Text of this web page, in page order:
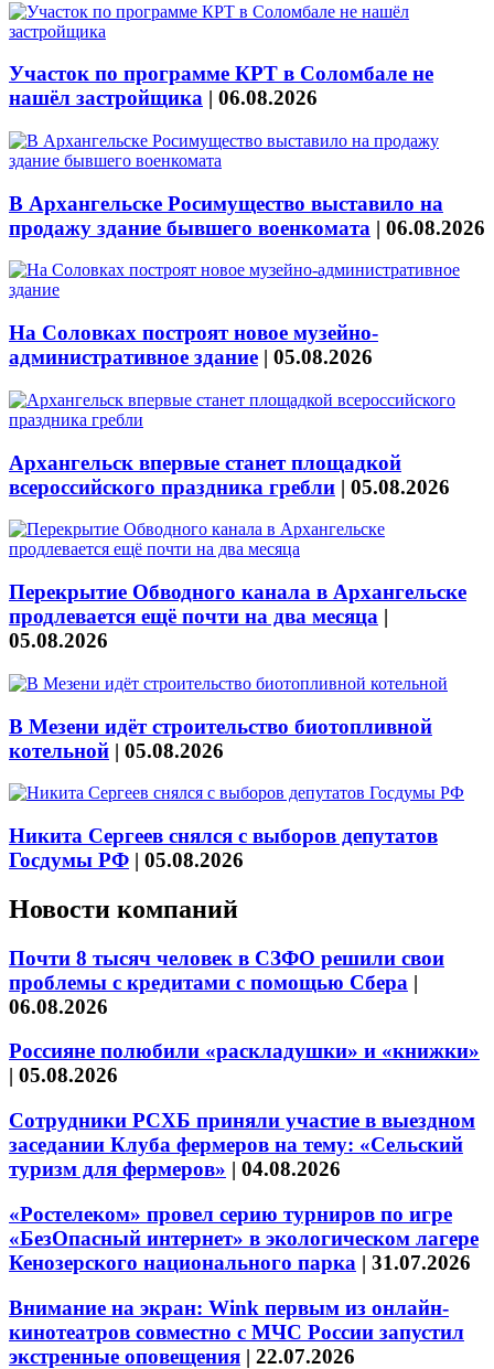
Участок по программе КРТ в Соломбале не
нашёл застройщика | 06.08.2026
В Архангельске Росимущество выставило на
продажу здание бывшего военкомата | 06.08.2026
На Соловках построят новое музейно-
административное здание | 05.08.2026
Архангельск впервые станет площадкой
всероссийского праздника гребли | 05.08.2026
Перекрытие Обводного канала в Архангельске
продлевается ещё почти на два месяца |
05.08.2026
В Мезени идёт строительство биотопливной
котельной | 05.08.2026
Никита Сергеев снялся с выборов депутатов
Госдумы РФ | 05.08.2026
Новости компаний
Почти 8 тысяч человек в СЗФО решили свои
проблемы с кредитами с помощью Сбера |
06.08.2026
Россияне полюбили «раскладушки» и «книжки»
| 05.08.2026
Сотрудники РСХБ приняли участие в выездном
заседании Клуба фермеров на тему: «Сельский
туризм для фермеров» | 04.08.2026
«Ростелеком» провел серию турниров по игре
«БезОпасный интернет» в экологическом лагере
Кенозерского национального парка | 31.07.2026
Внимание на экран: Wink первым из онлайн-
кинотеатров совместно с МЧС России запустил
экстренные оповещения | 22.07.2026